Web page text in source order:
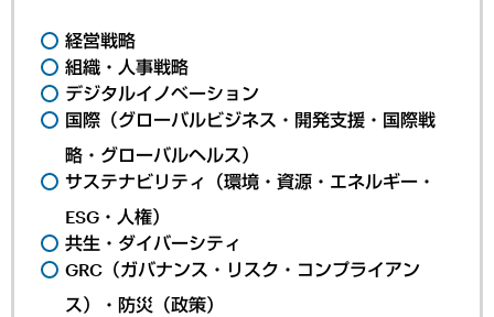
経営戦略
組織・人事戦略
デジタルイノベーション
国際（グローバルビジネス・開発支援・国際戦
略・グローバルヘルス）
サステナビリティ（環境・資源・エネルギー・
ESG・人権）
共生・ダイバーシティ
GRC（ガバナンス・リスク・コンプライアン
ス）・防災（政策）